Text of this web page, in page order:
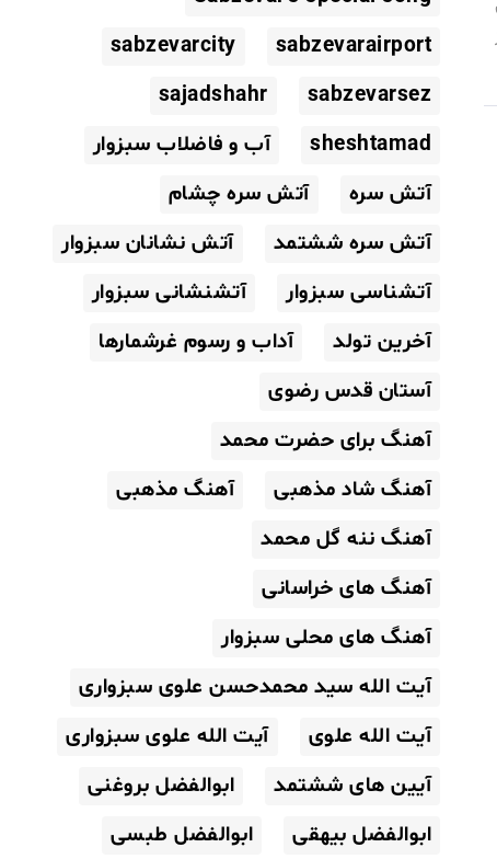
sabzevarairport
sabzevarcity
sabzevarsez
sajadshahr
sheshtamad
آب و فاضلاب سبزوار
آتش سره
آتش سره چشام
آتش سره ششتمد
آتش نشانان سبزوار
آتشناسی سبزوار
آتشنشانی سبزوار
آخرین تولد
آداب و رسوم غرشمارها
آستان قدس رضوی
آهنگ برای حضرت محمد
آهنگ شاد مذهبی
آهنگ مذهبی
آهنگ ننه گل محمد
آهنگ های خراسانی
آهنگ های محلی سبزوار
آیت الله سید محمدحسن علوی سبزواری
آیت الله علوی
آیت الله علوی سبزواری
آیین های ششتمد
ابوالفضل بروغنی
ابوالفضل بیهقی
ابوالفضل طبسی